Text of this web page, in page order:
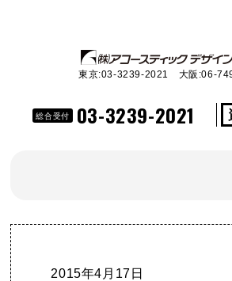
東京:03-3239-2021 大阪:06-
総合受付 03-3239-2021
2015年4月17日